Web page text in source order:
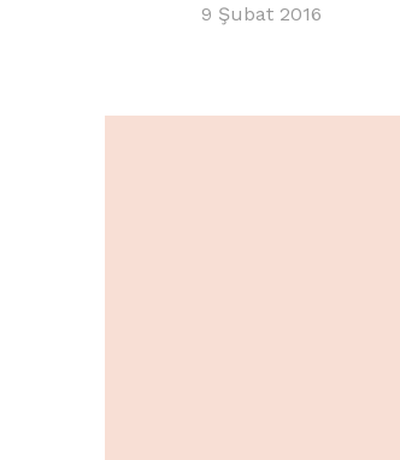
9 Şubat 2016